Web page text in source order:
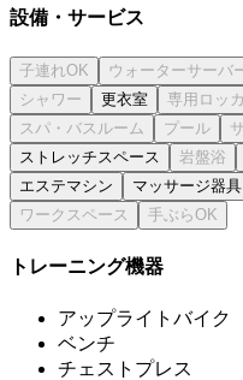
設備・サービス
更衣室
ストレッチスペース
エステマシン
マッサージ器具
トレーニング機器
アップライトバイク
ベンチ
チェストプレス